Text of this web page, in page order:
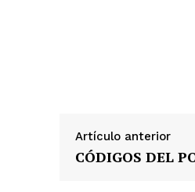
Artículo anterior
CÓDIGOS DEL